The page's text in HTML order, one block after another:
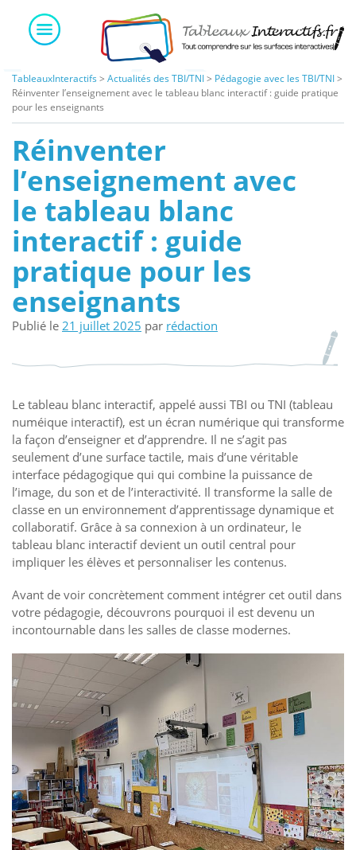
content
TableauxInteractifs > Actualités des TBI/TNI> Pédagogie avec les TBI/TNI>
Réinventer l’enseignement avec le tableau blanc interactif : guide pratique
pour les enseignants
Réinventer
l’enseignement avec
le tableau blanc
interactif : guide
pratique pour les
enseignants
Publié le 21 juillet 2025 par rédaction
Le tableau blanc interactif, appelé aussi TBI ou TNI (tableau
numéique interactif), est un écran numérique qui transforme
la façon d’enseigner et d’apprendre. Il ne s’agit pas
seulement d’une surface tactile, mais d’une véritable
interface pédagogique qui qui combine la puissance de
l’image, du son et de l’interactivité. Il transforme la salle de
classe en un environnement d’apprentissage dynamique et
collaboratif. Grâce à sa connexion à un ordinateur, le
tableau blanc interactif devient un outil central pour
impliquer les élèves et personnaliser les contenus.
Avant de voir concrètement comment intégrer cet outil dans
votre pédagogie, découvrons pourquoi il est devenu un
incontournable dans les salles de classe modernes.